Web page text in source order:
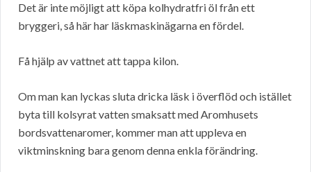
Det är inte möjligt att köpa kolhydratfri öl från ett
bryggeri, så här har läskmaskinägarna en fördel.
Få hjälp av vattnet att tappa kilon.
Om man kan lyckas sluta dricka läsk i överflöd och istället
byta till kolsyrat vatten smaksatt med Aromhusets
bordsvattenaromer, kommer man att uppleva en
viktminskning bara genom denna enkla förändring.